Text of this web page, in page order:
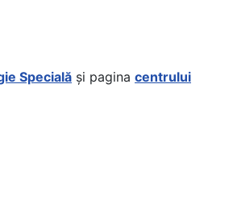
Specială și pagina centrului